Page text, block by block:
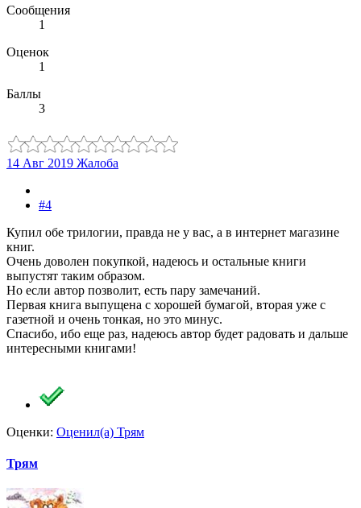
Сообщения
1
Оценок
1
Баллы
3
14 Авг 2019 Жалоба
#4
Купил обе трилогии, правда не у вас, а в интернет магазине
книг.
Очень доволен покупкой, надеюсь и остальные книги
выпустят таким образом.
Но если автор позволит, есть пару замечаний.
Первая книга выпущена с хорошей бумагой, вторая уже с
газетной и очень тонкая, но это минус.
Спасибо, ибо еще раз, надеюсь автор будет радовать и дальше
интересными книгами!
Оценки: Оценил(а) Трям
Трям